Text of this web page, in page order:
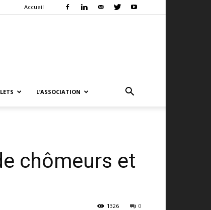
Accueil
L’ASSOCIATION
chômeurs et
0
1326